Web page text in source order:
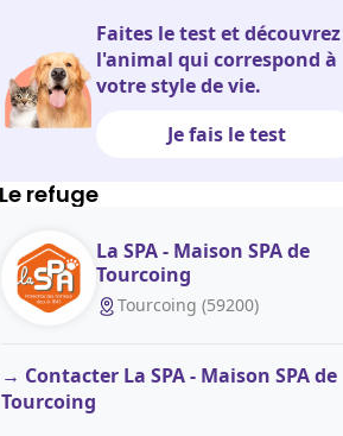
Faites le test et découvrez
l'animal qui correspond à
votre style de vie.
Je fais le test
Le refuge
La SPA - Maison SPA de
Tourcoing
Tourcoing (59200)
Contacter La SPA - Maison SPA de
Tourcoing